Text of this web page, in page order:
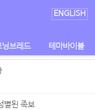
ENGLISH
닝브레드 테마바이블
별된 족보